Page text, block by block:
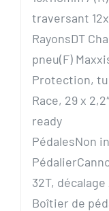
traversant
RayonsDT
pneu(F)
Protection,
Race, 29 x
ready
PédalesNon
Pédalier
32T, décalage
Boîtier de